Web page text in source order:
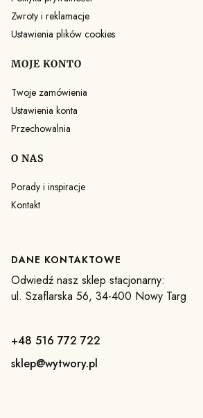
Zwroty i reklamacje
Ustawienia plików cookies
MOJE KONTO
Twoje zamówienia
Ustawienia konta
Przechowalnia
O NAS
Porady i inspiracje
Kontakt
DANE KONTAKTOWE
Odwiedź nasz sklep stacjonarny:
ul. Szaflarska 56, 34-400 Nowy Targ
+48 516 772 722
sklep@wytwory.pl